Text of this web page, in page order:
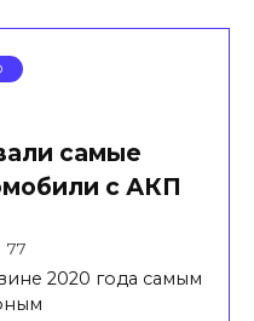
самые
с АКП
77
2020 года самым